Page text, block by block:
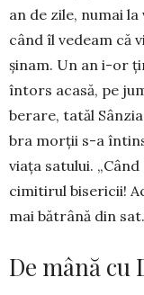
an de zile, nu­mai
când îl vedeam că
șinam. Un an i-or
întors aca­să, pe
berare, tatăl
bra morții s-a
viața sa­tului.
ci­mi­tirul bisericii!
mai bătrână din
De mână cu